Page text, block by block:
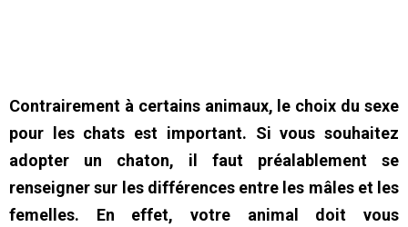
Contrairement à certains animaux, le choix du sexe
pour les chats est important. Si vous souhaitez
adopter un chaton, il faut préalablement se
renseigner sur les différences entre les mâles et les
femelles. En effet, votre animal doit vous